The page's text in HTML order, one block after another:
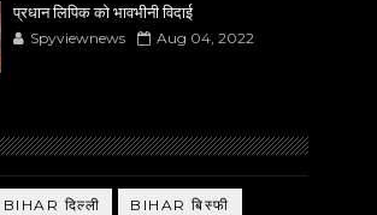
प्रधान लिपिक को भावभीनी विदाई
Spyviewnews Aug 04, 2022
BIHAR दिल्ली BIHAR बिस्फी